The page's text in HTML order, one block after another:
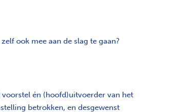
ook mee aan de slag te gaan?
én (hoofd)uitvoerder van het
betrokken, en desgewenst